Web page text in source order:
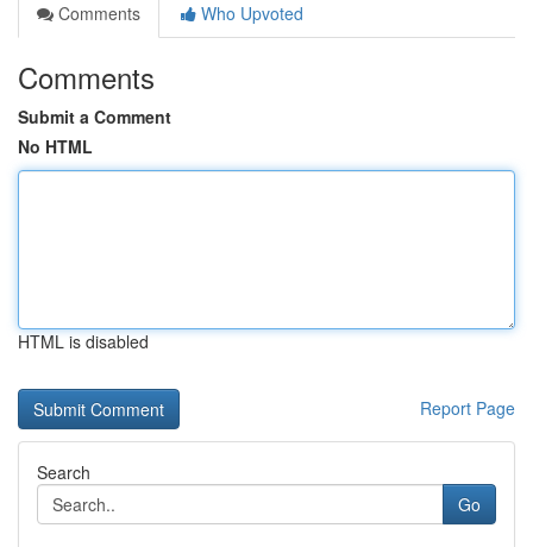
Comments
Who Upvoted
Comments
Submit a Comment
No HTML
HTML is disabled
Report Page
Search
Go